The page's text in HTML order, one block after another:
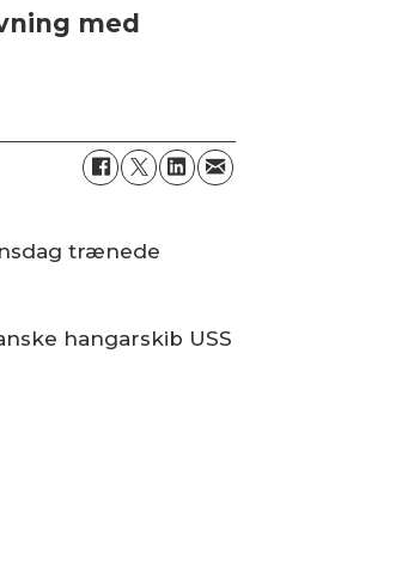
med
trænede
hangarskib USS